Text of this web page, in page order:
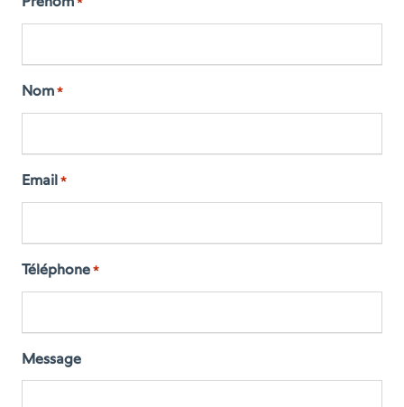
*
Nom *
Email *
Téléphone *
Message